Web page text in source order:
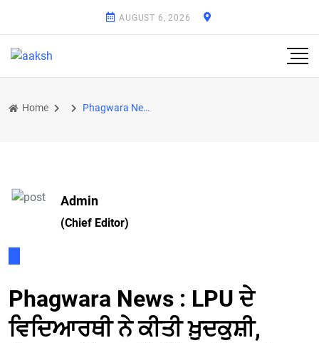
AUGUST 6, 2026
Home Phagwara News : LPU ਦੇ ਵਿਦਿਆਰਥੀ ਨੇ ਕੀਤੀ ਖ਼ੁਦਕੁਸ਼ੀ, ਹੋਸਟਲ ਦੀ 10ਵੀਂ ਮੰਜ਼ਿਲ ਤੋਂ ਮਾਰੀ ਛਾਲ
Admin
(Chief Editor)
Phagwara News : LPU ਦੇ
ਵਿਦਿਆਰਥੀ ਨੇ ਕੀਤੀ ਖ਼ੁਦਕੁਸ਼ੀ,